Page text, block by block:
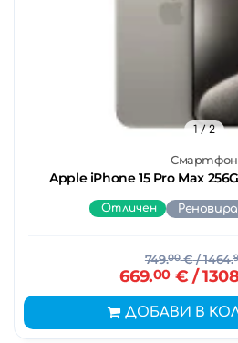
Смартфон
Apple iPhone 15 Pro Max
1/ 2
Отличен
749.00€/ 1464.
669.00€ /
ДОБАВИ В